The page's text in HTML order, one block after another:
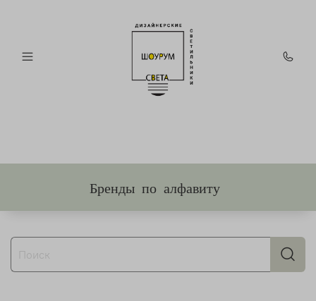
Бренды по алфавиту